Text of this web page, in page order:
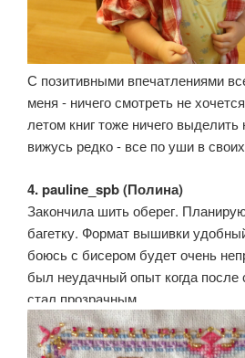
С позитивными впечатлениями
меня - ничего смотреть не
летом книг тоже ничего
вижусь редко - все по уши в
4. pauline_spb (Полина)
Закончила шить оберег.
багетку. Формат вышивки
боюсь с бисером будет очень
был неудачный опыт когда после
стал прозрачным.